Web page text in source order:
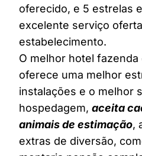
oferecido, e 5 estrelas
excelente serviço
estabelecimento.
O melhor hotel fazenda
oferece uma melhor
instalações e o melhor
hospedagem, aceita
animais de estimação,
extras de diversão,